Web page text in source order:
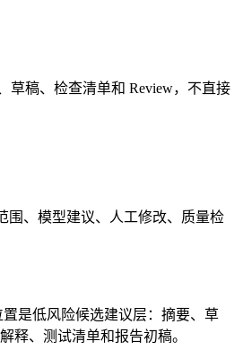
草稿、检查清单和 Review，不直接
围、模型建议、人工修改、质量检
置是低风险候选建议层：摘要、草
释、测试清单和报告初稿。